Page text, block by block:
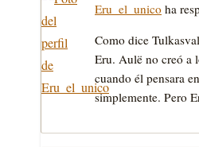
Eru_el_unico ha
Como dice
Eru. Aulë no creó a
cuando él pensara
simplemente. Pero